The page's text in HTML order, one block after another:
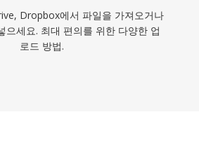
Dropbox에서 파일을 가져오거나
으세요. 최대 편의를 위한 다양한 업
로드 방법.